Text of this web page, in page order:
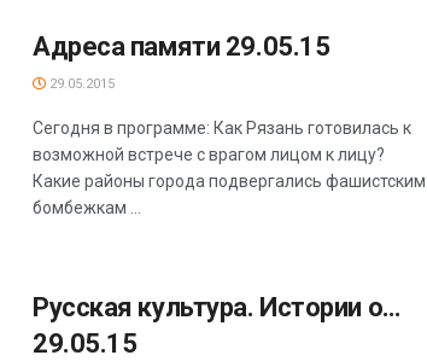
Адреса памяти 29.05.15
29.05.2015
Сегодня в программе: Как Рязань готовилась к
возможной встрече с врагом лицом к лицу?
Какие районы города подвергались фашистским
бомбежкам ...
Русская культура. Истории о…
29.05.15